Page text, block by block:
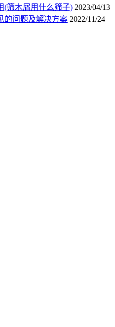
(筛木屑用什么筛子) 2023/04/13
的问题及解决方案 2022/11/24